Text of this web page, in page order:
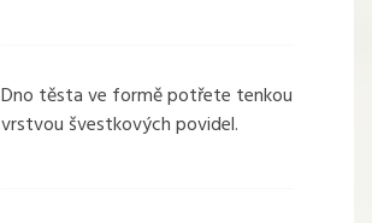
Dno těsta ve formě potřete tenkou
vrstvou švestkových povidel.